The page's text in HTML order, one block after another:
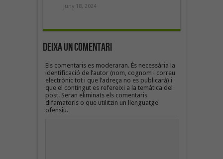
juny 18, 2024
Deixa un Comentari
Els comentaris es moderaran. És necessària la
identificació de l’autor (nom, cognom i correu
electrònic tot i que l’adreça no es publicarà) i
que el contingut es refereixi a la temàtica del
post. Seran eliminats els comentaris
difamatoris o que utilitzin un llenguatge
ofensiu.